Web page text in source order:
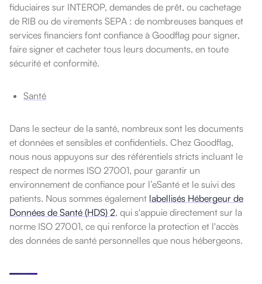
fiduciaires sur INTEROP, demandes de prêt, ou cachetage
de RIB ou de virements SEPA : de nombreuses banques et
services financiers font confiance à Goodflag pour signer,
faire signer et cacheter tous leurs documents, en toute
sécurité et conformité.
Santé
Dans le secteur de la santé, nombreux sont les documents
et données et sensibles et confidentiels. Chez Goodflag,
nous nous appuyons sur des référentiels stricts incluant le
respect de normes ISO 27001, pour garantir un
environnement de confiance pour l’eSanté et le suivi des
patients. Nous sommes également labellisés Hébergeur de
Données de Santé (HDS) 2, qui s'appuie directement sur la
norme ISO 27001, ce qui renforce la protection et l'accès
des données de santé personnelles que nous hébergeons.